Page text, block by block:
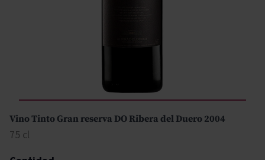
Vino Tinto Gran reserva DO Ribera del Duero 2004
75 cl